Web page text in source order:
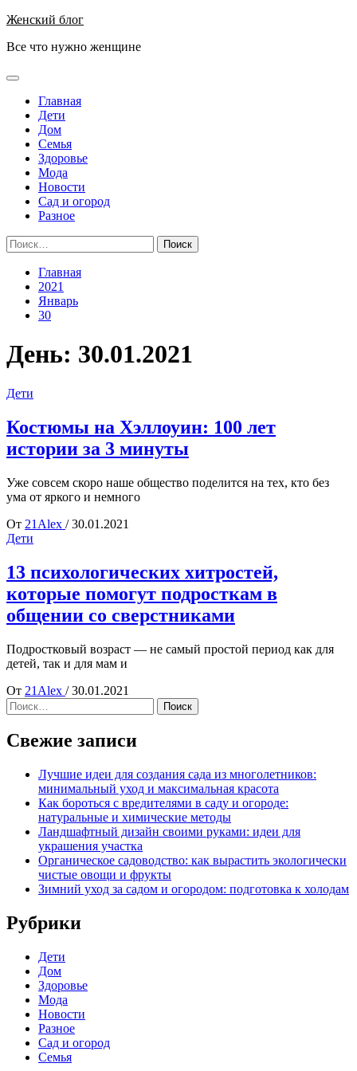
Перейти
содержимому
Женский блог
Все что нужно женщине
Основное
Главная
Дети
Дом
Семья
Здоровье
Мода
Новости
Сад и огород
Разное
Найти:
Главная
2021
Январь
30
День: 30.01.2021
Дети
Костюмы на Хэллоуин: 100 лет
истории за 3 минуты
Уже совсем скоро наше общество поделится на тех, кто без
ума от яркого и немного
От 21Alex / 30.01.2021
Дети
13 психологических хитростей,
которые помогут подросткам в
общении со сверстниками
Подростковый возраст — не самый простой период как для
детей, так и для мам и
От 21Alex / 30.01.2021
Найти:
Свежие записи
Лучшие идеи для создания сада из многолетников:
минимальный уход и максимальная красота
Как бороться с вредителями в саду и огороде:
натуральные и химические методы
Ландшафтный дизайн своими руками: идеи для
украшения участка
Органическое садоводство: как вырастить экологически
чистые овощи и фрукты
Зимний уход за садом и огородом: подготовка к холодам
Рубрики
Дети
Дом
Здоровье
Мода
Новости
Разное
Сад и огород
Семья